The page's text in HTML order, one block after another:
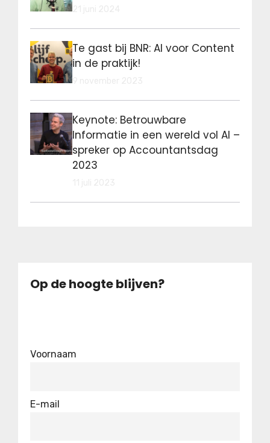
Te gast bij BNR: AI voor Content
in de praktijk!
Keynote: Betrouwbare
Informatie in een wereld vol AI –
spreker op Accountantsdag
2023
Op de hoogte blijven?
Voornaam
E-mail